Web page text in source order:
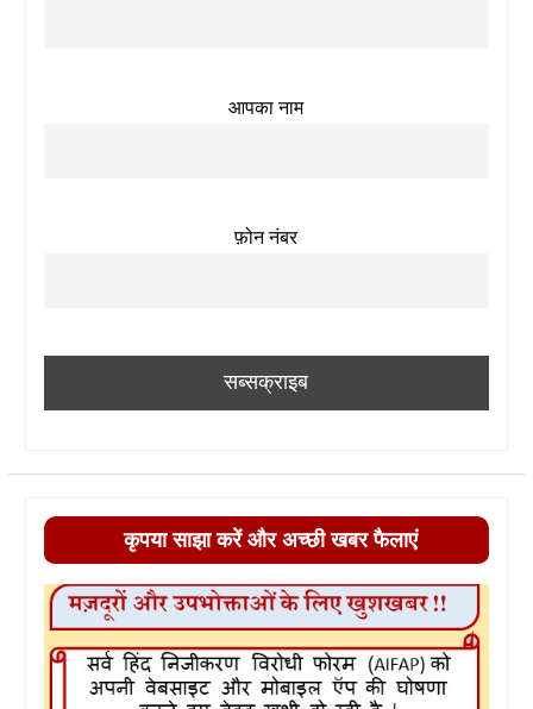
आपका नाम
फ़ोन नंबर
कृपया साझा करें और अच्छी खबर फैलाएं